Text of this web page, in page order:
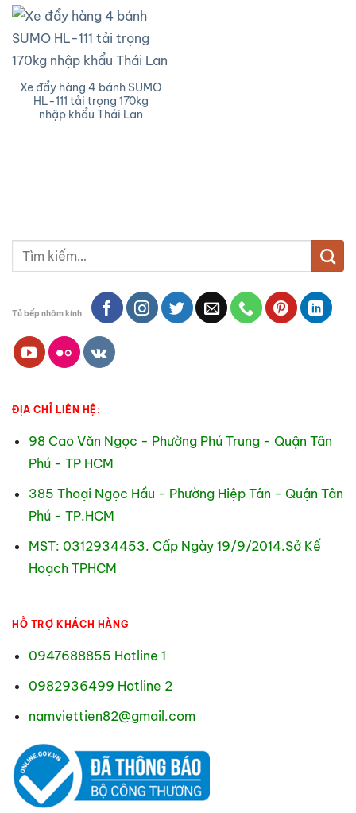
Xe đẩy hàng 4 bánh SUMO
HL-111 tải trọng 170kg
nhập khẩu Thái Lan
Tìm
kiếm:
Tủ bếp nhôm kính
ĐỊA CHỈ LIÊN HỆ:
98 Cao Văn Ngọc - Phường Phú Trung - Quận Tân
Phú - TP HCM
385 Thoại Ngọc Hầu - Phường Hiệp Tân - Quận Tân
Phú - TP.HCM
MST: 0312934453. Cấp Ngày 19/9/2014.Sở Kế
Hoạch TPHCM
HỖ TRỢ KHÁCH HÀNG
0947688855 Hotline 1
0982936499 Hotline 2
namviettien82@gmail.com